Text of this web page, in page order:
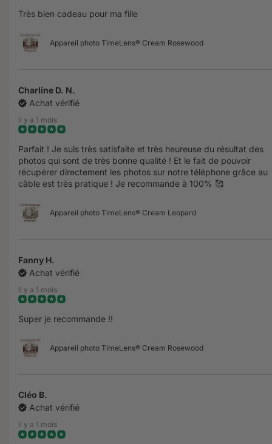
Très bien cadeau pour ma fille
Appareil photo TimeLens® Cream Rosewood
Charline D. N.
Achat vérifié
il y a 1 mois
Parfait ! Je suis très satisfaite et très heureuse du résultat des
photos qui sont de très bonne qualité ! Et le fait de pouvoir
récupérer directement les photos sur notre téléphone grâce au
câble est très pratique ! Je recommande à 100% 🥰
Appareil photo TimeLens® Cream Leopard
Fanny H.
Achat vérifié
il y a 1 mois
Super je recommande !!
Appareil photo TimeLens® Cream Rosewood
Cléo B.
Achat vérifié
il y a 1 mois